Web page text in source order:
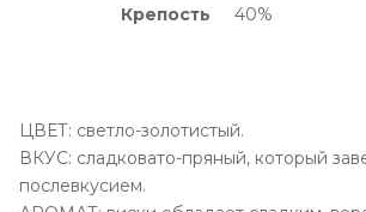
Крепость
40%
ЦВЕТ: светло-золотистый.
ВКУС: сладковато-пряный, который
послевкусием.